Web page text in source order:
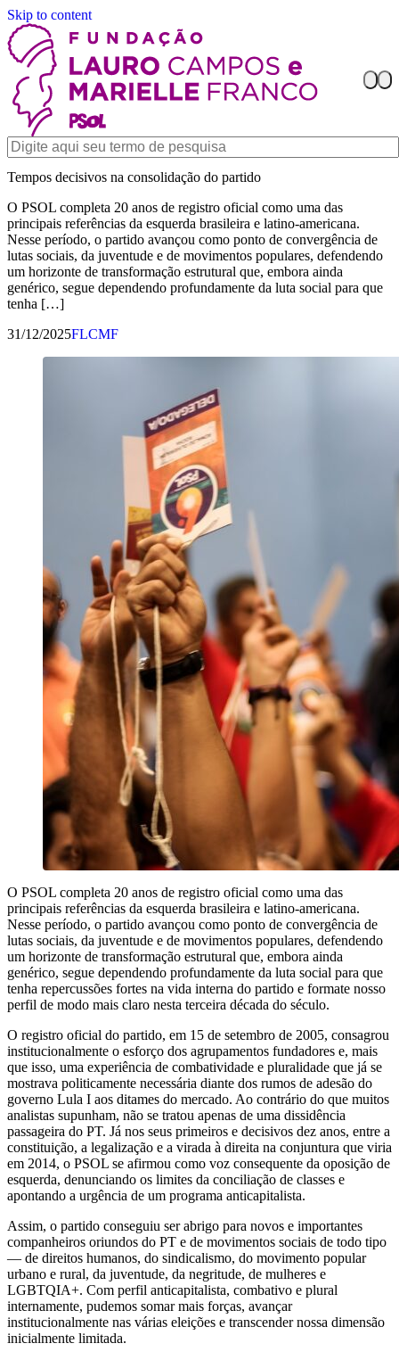
Skip to content
Tempos decisivos na consolidação do partido
O PSOL completa 20 anos de registro oficial como uma das
principais referências da esquerda brasileira e latino-americana.
Nesse período, o partido avançou como ponto de convergência de
lutas sociais, da juventude e de movimentos populares, defendendo
um horizonte de transformação estrutural que, embora ainda
genérico, segue dependendo profundamente da luta social para que
tenha […]
31/12/2025FLCMF
O PSOL completa 20 anos de registro oficial como uma das
principais referências da esquerda brasileira e latino-americana.
Nesse período, o partido avançou como ponto de convergência de
lutas sociais, da juventude e de movimentos populares, defendendo
um horizonte de transformação estrutural que, embora ainda
genérico, segue dependendo profundamente da luta social para que
tenha repercussões fortes na vida interna do partido e formate nosso
perfil de modo mais claro nesta terceira década do século.
O registro oficial do partido, em 15 de setembro de 2005, consagrou
institucionalmente o esforço dos agrupamentos fundadores e, mais
que isso, uma experiência de combatividade e pluralidade que já se
mostrava politicamente necessária diante dos rumos de adesão do
governo Lula I aos ditames do mercado. Ao contrário do que muitos
analistas supunham, não se tratou apenas de uma dissidência
passageira do PT. Já nos seus primeiros e decisivos dez anos, entre a
constituição, a legalização e a virada à direita na conjuntura que viria
em 2014, o PSOL se afirmou como voz consequente da oposição de
esquerda, denunciando os limites da conciliação de classes e
apontando a urgência de um programa anticapitalista.
Assim, o partido conseguiu ser abrigo para novos e importantes
companheiros oriundos do PT e de movimentos sociais de todo tipo
— de direitos humanos, do sindicalismo, do movimento popular
urbano e rural, da juventude, da negritude, de mulheres e
LGBTQIA+. Com perfil anticapitalista, combativo e plural
internamente, pudemos somar mais forças, avançar
institucionalmente nas várias eleições e transcender nossa dimensão
inicialmente limitada.